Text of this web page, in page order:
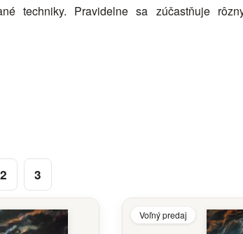
techniky. Pravidelne sa zúčastňuje
2 3
Voľný predaj